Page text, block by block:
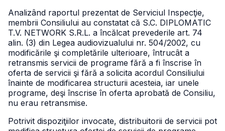
Analizând raportul prezentat de Serviciul Inspecţie,
membrii Consiliului au constatat că S.C. DIPLOMATIC
T.V. NETWORK S.R.L. a încălcat prevederile art. 74
alin. (3) din Legea audiovizualului nr. 504/2002, cu
modificările şi completările ulterioare, întrucât a
retransmis servicii de programe fără a fi înscrise în
oferta de servicii şi fără a solicita acordul Consiliului
înainte de modificarea structurii acesteia, iar unele
programe, deşi înscrise în oferta aprobată de Consiliu,
nu erau retransmise.
Potrivit dispoziţiilor invocate, distribuitorii de servicii pot